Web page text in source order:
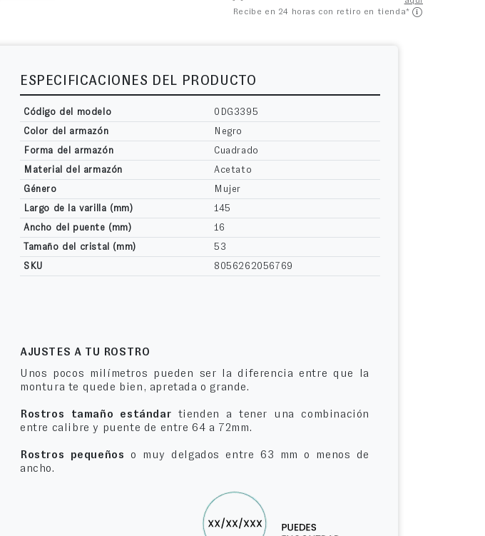
Recibe en 24 horas con retiro en tienda*
ESPECIFICACIONES DEL PRODUCTO
Código del modelo
0DG3395
Color del armazón
Negro
Forma del armazón
Cuadrado
Material del armazón
Acetato
Género
Mujer
Largo de la varilla (mm)
145
Ancho del puente (mm)
16
Tamaño del cristal (mm)
53
SKU
8056262056769
AJUSTES A TU ROSTRO
Unos pocos milímetros pueden ser la diferencia entre que la
montura te quede bien, apretada o grande.
Rostros tamaño estándar tienden a tener una combinación
entre calibre y puente de entre 64 a 72mm.
Rostros pequeños o muy delgados entre 63 mm o menos de
ancho.